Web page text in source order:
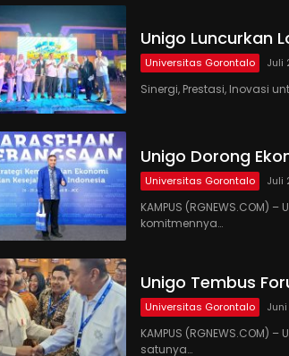
Unigo Luncurkan
Universitas Gorontalo Juli
Sinergi, Prestasi, Inovasi
Unigo Dorong
Universitas Gorontalo Juli
KAMPUS
komitmennya…
Unigo Tembus
Universitas Gorontalo
KAMPUS
satunya…